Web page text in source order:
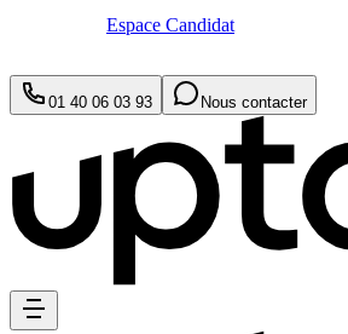
Espace Candidat
01 40 06 03 93 Nous contacter